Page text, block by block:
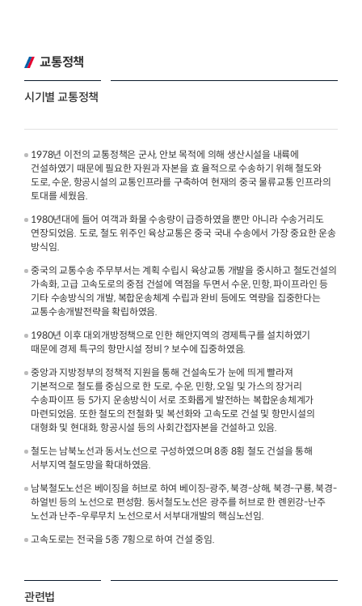
교통정책
시기별 교통정책
1978년 이전의 교통정책은 군사, 안보 목적에 의해 생산시설을 내륙에
건설하였기 때문에 필요한 자원과 자본을 효 율적으로 수송하기 위해 철도와
도로, 수운, 항공시설의 교통인프라를 구축하여 현재의 중국 물류교통 인프라의
토대를 세웠음.
1980년대에 들어 여객과 화물 수송량이 급증하였을 뿐만 아니라 수송거리도
연장되었음. 도로, 철도 위주인 육상교통은 중국 국내 수송에서 가장 중요한 운송
방식임.
중국의 교통수송 주무부서는 계획 수립시 육상교통 개발을 중시하고 철도건설의
가속화, 고급 고속도로의 중점 건설에 역점을 두면서 수운, 민항, 파이프라인 등
기타 수송방식의 개발, 복합운송체계 수립과 완비 등에도 역량을 집중한다는
교통수송개발전략을 확립하였음.
1980년 이후 대외개방정책으로 인한 해안지역의 경제특구를 설치하였기
때문에 경제 특구의 항만시설 정비？보수에 집중하였음.
중앙과 지방정부의 정책적 지원을 통해 건설속도가 눈에 띄게 빨라져
기본적으로 철도를 중심으로 한 도로, 수운, 민항, 오일 및 가스의 장거리
수송파이프 등 5가지 운송방식이 서로 조화롭게 발전하는 복합운송체계가
마련되었음. 또한 철도의 전철화 및 복선화와 고속도로 건설 및 항만시설의
대형화 및 현대화, 항공시설 등의 사회간접자본을 건설하고 있음.
철도는 남북노선과 동서노선으로 구성하였으며 8종 8횡 철도 건설을 통해
서부지역 철도망을 확대하였음.
남북철도노선은 베이징을 허브로 하여 베이징-광주, 북경-상해, 북경-구룡, 북경-
하얼빈 등의 노선으로 편성함. 동서철도노선은 광주를 허브로 한 롄윈강-난주
노선과 난주-우루무치 노선으로서 서부대개발의 핵심노선임.
고속도로는 전국을 5종 7횡으로 하여 건설 중임.
관련법